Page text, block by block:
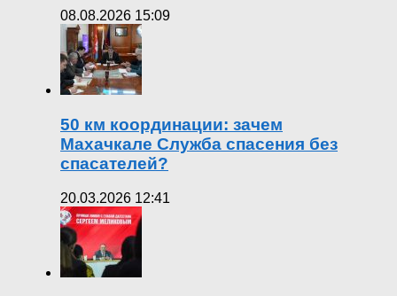
08.08.2026 15:09
50 км координации: зачем
Махачкале Служба спасения без
спасателей?
20.03.2026 12:41